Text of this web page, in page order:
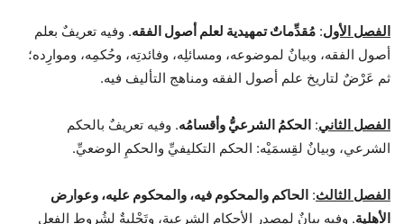
الفصل الأول: مُقدِّماتٌ تمهيدية لعلم أصول الفقه. وفيه تعريفٌ بعلم
أصول الفقه، وبيانٌ لموضوعه، ومسائلِه، وفائدتِه، وحُكمِه، وموارِده؛
ثم عَرْضٌ لتاريخ علم أصول الفقه ومناهج التأليف فيه.
الفصل الثاني: الحكمُ الشرعيُّ وأقسامُه. وفيه تعريفٌ بالحكم
الشرعي، وبيانٌ لقِسمَيْه: الحكم التكليفيِّ والحكمِ الوضعيِّ.
الفصل الثالث: الحاكم والمحكوم فيه، والمحكوم عليه، وعوارض
الأهلية. وفيه بيانٌ لمصدر الأحكام الشرعية، وتَجْليةٌ لشُروط الفِعل